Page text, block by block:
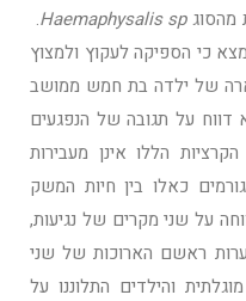
מהסוג
Haemaphysalis sp
.
כי הספיקה לעקוץ ולמצוץ
של ילדה בת חמש ממושב
על תגובה של הנפגעים
הללו אינן מעבירות
כאלו בין חיות המשק
פלדמן-מיוזם (1986) דיווחה על שני מקרים של נגיעות,
ראשם הארוכות של שני
והילדים התלוננו על